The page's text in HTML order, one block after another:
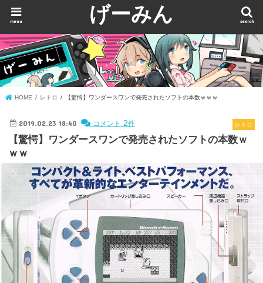
げーみん search
menu
HOME レトロ 【驚愕】ワンダースワンで発売されたソフトの本数ｗｗｗ
レトロ
2019.02.23 18:40 コメント 2件
【驚愕】ワンダースワンで発売されたソフトの本数ｗ
ｗｗ